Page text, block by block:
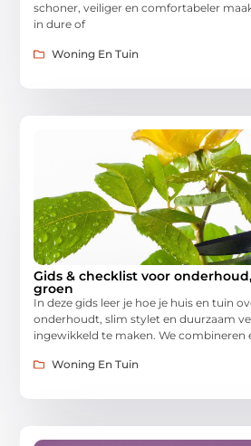
schoner, veiliger en comfortabeler
in dure of
Woning En Tuin
Gids & checklist voor
groen
In deze gids leer je hoe je huis en tuin
onderhoudt, slim stylet en duurzaam
ingewikkeld te maken. We combineren
Woning En Tuin